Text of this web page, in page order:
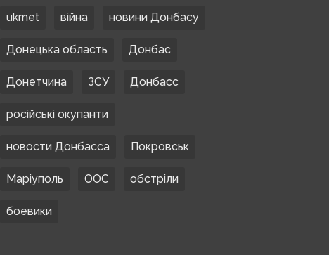
ukrnet війна новини Донбасу
Донецька область Донбас
Донетчина ЗСУ Донбасс
російські окупанти
новости Донбасса Покровськ
Маріуполь ООС обстріли
боевики